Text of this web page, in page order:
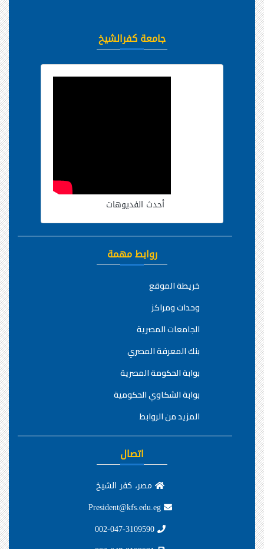
جامعة كفرالشيخ
أحدث الفديوهات
روابط مهمة
خريطة الموقع
وحدات ومراكز
الجامعات المصرية
بنك المعرفة المصري
بوابة الحكومة المصرية
بوابة الشكاوي الحكومية
المزيد من الروابط
اتصال
مصر، كفر الشيخ